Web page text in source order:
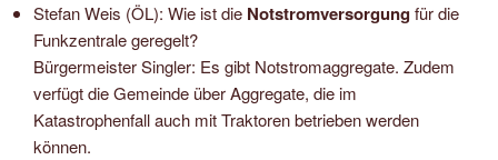
Stefan Weis (ÖL): Wie ist die Notstromversorgungfür die
Funkzentrale geregelt?
Bürgermeister Singler: Es gibt Notstromaggregate. Zudem
verfügt die Gemeinde über Aggregate, die im
Katastrophenfall auch mit Traktoren betrieben werden
können.